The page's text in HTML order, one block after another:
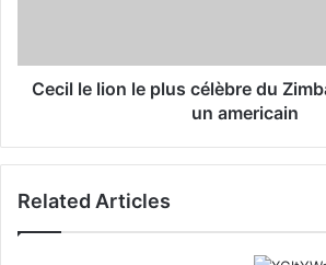
Cecil le lion le plus célèbre du
un americain
Related Articles